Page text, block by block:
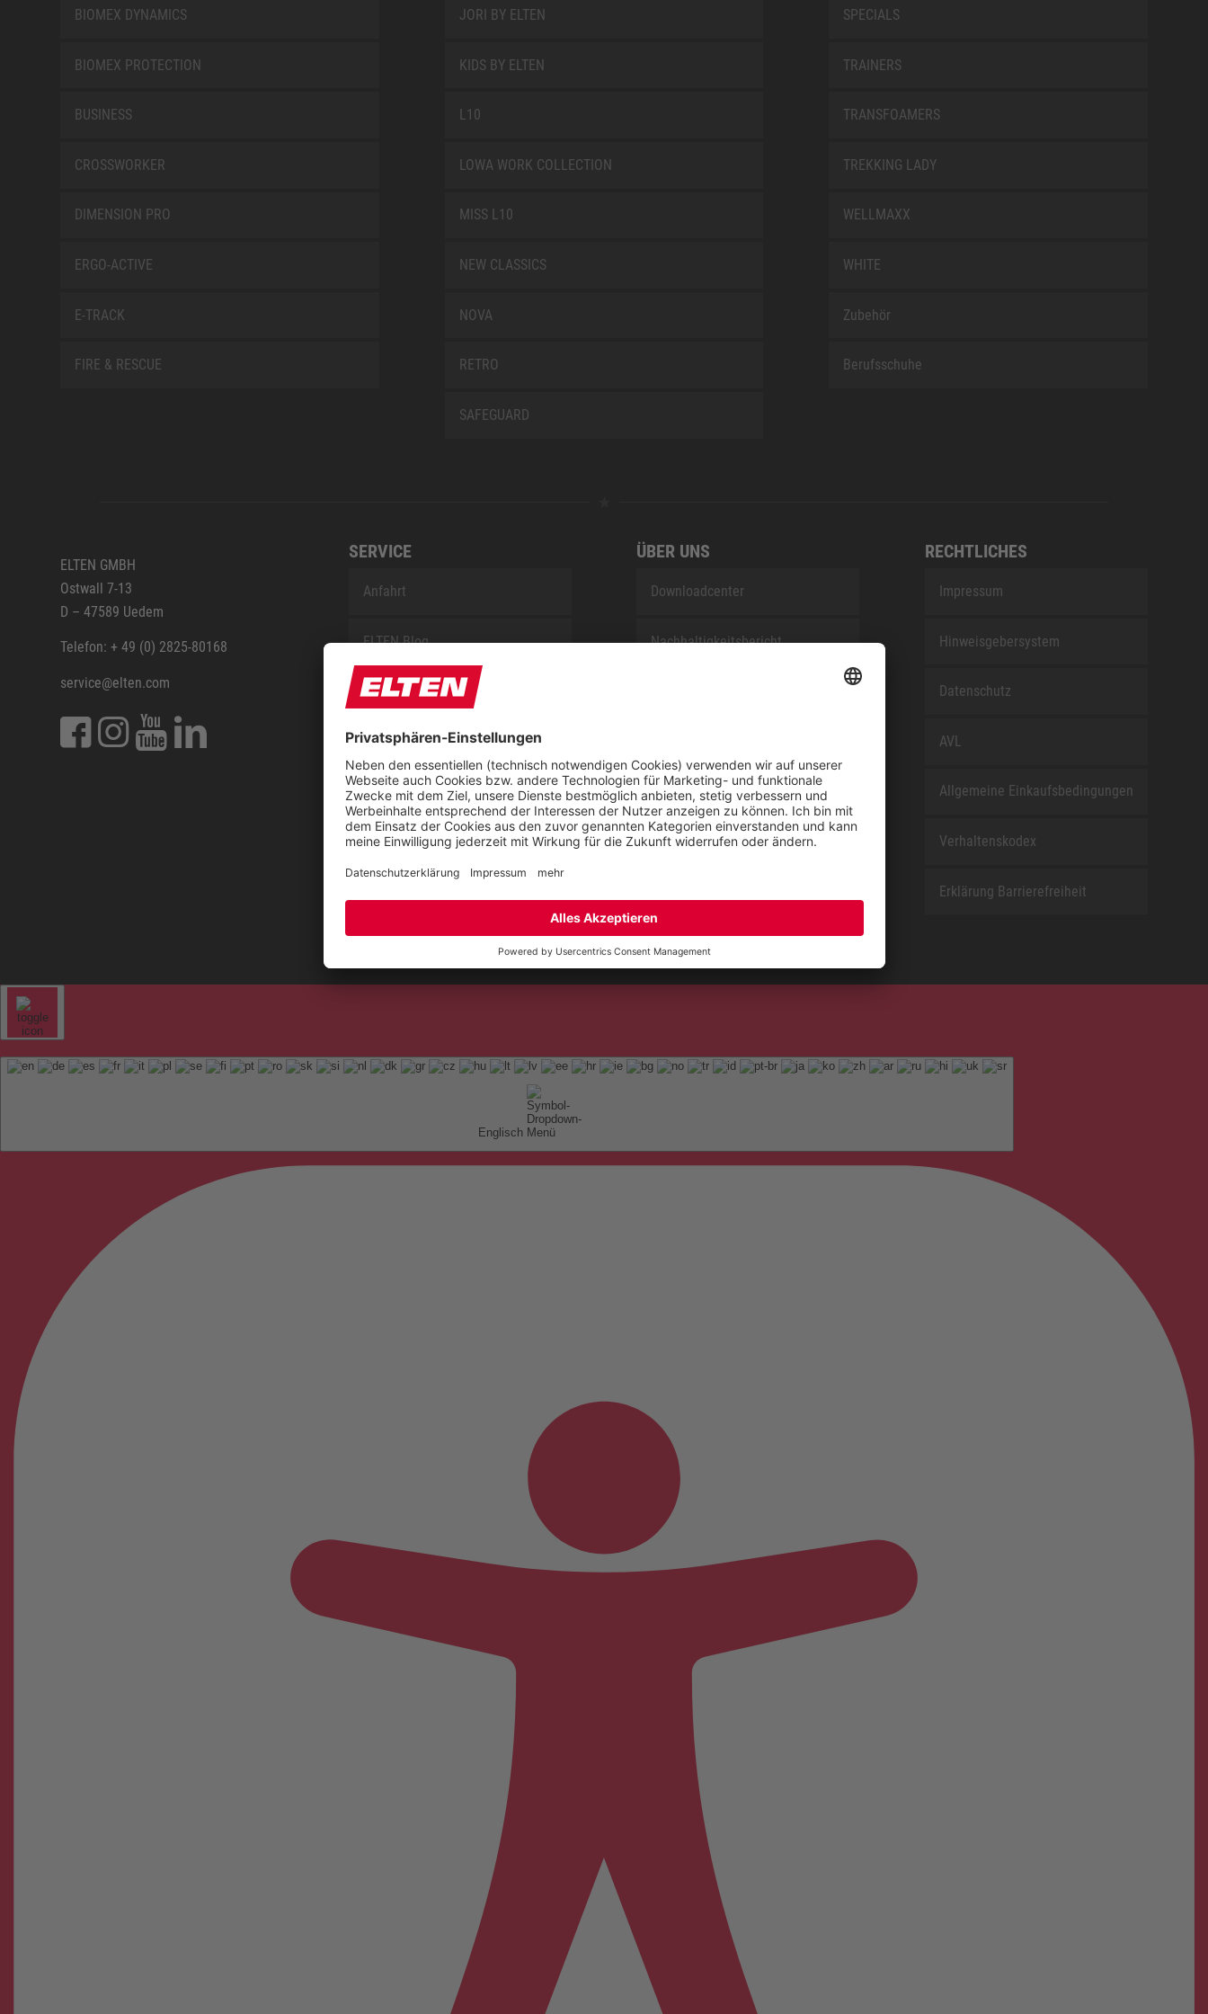
BIOMEX DYNAMICS
BIOMEX PROTECTION
BUSINESS
CROSSWORKER
DIMENSION PRO
ERGO-ACTIVE
E-TRACK
FIRE & RESCUE
JORI BY ELTEN
KIDS BY ELTEN
L10
LOWA WORK COLLECTION
MISS L10
NEW CLASSICS
NOVA
RETRO
SAFEGUARD
SPECIALS
TRAINERS
TRANSFOAMERS
TREKKING LADY
WELLMAXX
WHITE
Zubehör
Berufsschuhe
ELTEN GMBH
Ostwall 7-13
D – 47589 Uedem
Telefon: + 49 (0) 2825-80168
service@elten.com
SERVICE
Anfahrt
ELTEN Blog
Vermessung KIDS by ELTEN
ELTEN Reparaturservice
FAQ
Kontakt
ÜBER UNS
Downloadcenter
Nachhaltigkeitsbericht
RECHTLICHES
Impressum
Hinweisgebersystem
Datenschutz
AVL
Allgemeine Einkaufsbedingungen
Verhaltenskodex
Erklärung Barrierefreiheit
Englisch